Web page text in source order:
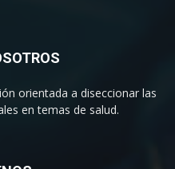
orientada a diseccionar las
en temas de salud.